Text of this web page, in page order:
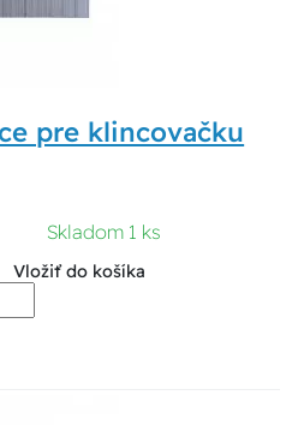
pre klincovačku
Skladom 1 ks
Vložiť do košíka